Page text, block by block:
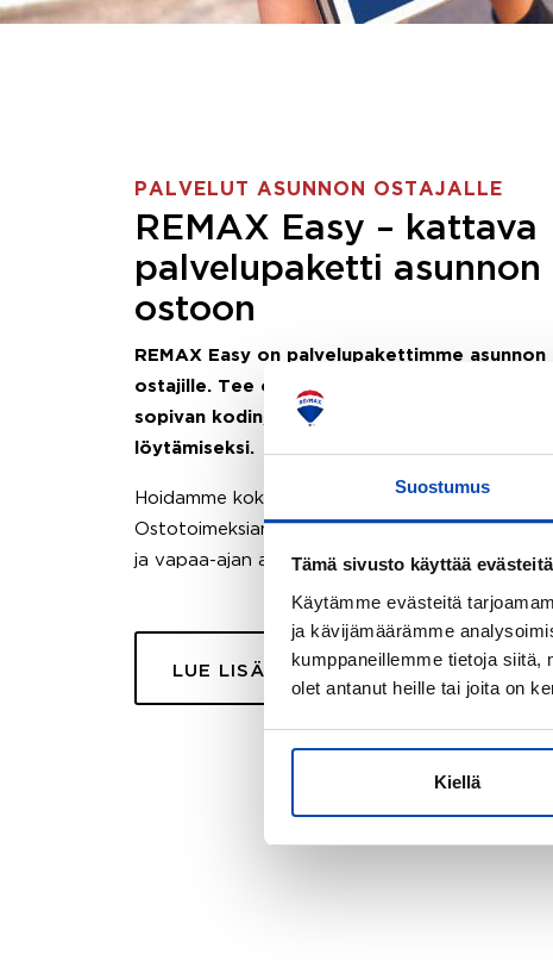
Suostumus
Tämä sivusto käyttää evästeitä
Käytämme evästeitä
ja kävijämäärämme
kumppaneillemme tietoja siitä,
olet antanut heille tai joita on
Kiellä
PALVELUT ASUNNON OSTAJALLE
REMAX Easy – kattava
palvelupaketti asunnon
ostoon
REMAX Easy on palvelupakettimme asunnon
ostajille. Tee ostotoimeksianto ja etsimme
sopivan kodin, eikä sinun tarvitse nähdä
löytämiseksi.
Hoidamme koko ostoprosessin puolestasi.
Ostotoimeksiantopalvelumme sopii myös
ja vapaa-ajan asuntojen ostoon.
LUE LISÄÄ